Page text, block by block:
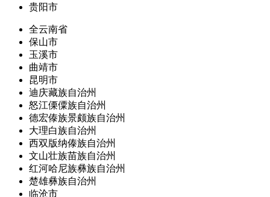
贵阳市
全云南省
保山市
玉溪市
曲靖市
昆明市
迪庆藏族自治州
怒江傈僳族自治州
德宏傣族景颇族自治州
大理白族自治州
西双版纳傣族自治州
文山壮族苗族自治州
红河哈尼族彝族自治州
楚雄彝族自治州
临沧市